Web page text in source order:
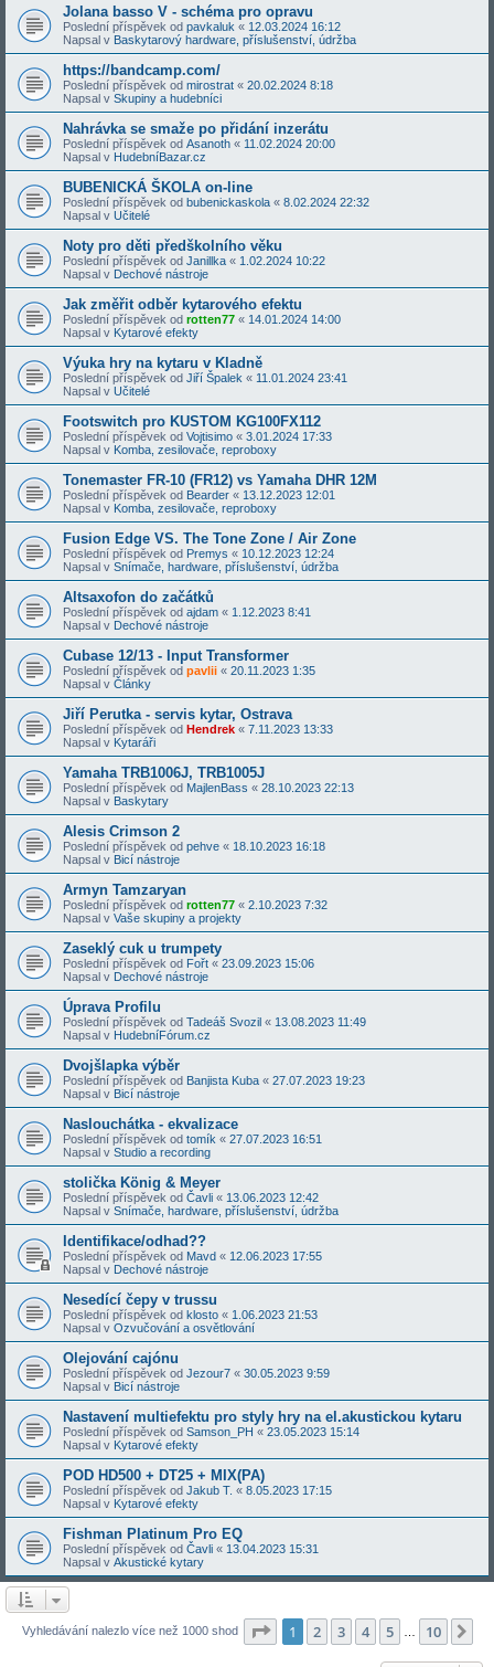
Jolana basso V - schéma pro opravu
Poslední příspěvek od pavkaluk « 12.03.2024 16:12
Napsal v Baskytarový hardware, příslušenství, údržba
https://bandcamp.com/
Poslední příspěvek od mirostrat « 20.02.2024 8:18
Napsal v Skupiny a hudebníci
Nahrávka se smaže po přidání inzerátu
Poslední příspěvek od Asanoth « 11.02.2024 20:00
Napsal v HudebníBazar.cz
BUBENICKÁ ŠKOLA on-line
Poslední příspěvek od bubenickaskola « 8.02.2024 22:32
Napsal v Učitelé
Noty pro děti předškolního věku
Poslední příspěvek od Janillka « 1.02.2024 10:22
Napsal v Dechové nástroje
Jak změřit odběr kytarového efektu
Poslední příspěvek od rotten77 « 14.01.2024 14:00
Napsal v Kytarové efekty
Výuka hry na kytaru v Kladně
Poslední příspěvek od Jiří Špalek « 11.01.2024 23:41
Napsal v Učitelé
Footswitch pro KUSTOM KG100FX112
Poslední příspěvek od Vojtisimo « 3.01.2024 17:33
Napsal v Komba, zesilovače, reproboxy
Tonemaster FR-10 (FR12) vs Yamaha DHR 12M
Poslední příspěvek od Bearder « 13.12.2023 12:01
Napsal v Komba, zesilovače, reproboxy
Fusion Edge VS. The Tone Zone / Air Zone
Poslední příspěvek od Premys « 10.12.2023 12:24
Napsal v Snímače, hardware, příslušenství, údržba
Altsaxofon do začátků
Poslední příspěvek od ajdam « 1.12.2023 8:41
Napsal v Dechové nástroje
Cubase 12/13 - Input Transformer
Poslední příspěvek od pavlii « 20.11.2023 1:35
Napsal v Články
Jiří Perutka - servis kytar, Ostrava
Poslední příspěvek od Hendrek « 7.11.2023 13:33
Napsal v Kytaráři
Yamaha TRB1006J, TRB1005J
Poslední příspěvek od MajlenBass « 28.10.2023 22:13
Napsal v Baskytary
Alesis Crimson 2
Poslední příspěvek od pehve « 18.10.2023 16:18
Napsal v Bicí nástroje
Armyn Tamzaryan
Poslední příspěvek od rotten77 « 2.10.2023 7:32
Napsal v Vaše skupiny a projekty
Zaseklý cuk u trumpety
Poslední příspěvek od Fořt « 23.09.2023 15:06
Napsal v Dechové nástroje
Úprava Profilu
Poslední příspěvek od Tadeáš Svozil « 13.08.2023 11:49
Napsal v HudebníFórum.cz
Dvojšlapka výběr
Poslední příspěvek od Banjista Kuba « 27.07.2023 19:23
Napsal v Bicí nástroje
Naslouchátka - ekvalizace
Poslední příspěvek od tomík « 27.07.2023 16:51
Napsal v Studio a recording
stolička König & Meyer
Poslední příspěvek od Čavli « 13.06.2023 12:42
Napsal v Snímače, hardware, příslušenství, údržba
Identifikace/odhad??
Poslední příspěvek od Mavd « 12.06.2023 17:55
Napsal v Dechové nástroje
Nesedící čepy v trussu
Poslední příspěvek od klosto « 1.06.2023 21:53
Napsal v Ozvučování a osvětlování
Olejování cajónu
Poslední příspěvek od Jezour7 « 30.05.2023 9:59
Napsal v Bicí nástroje
Nastavení multiefektu pro styly hry na el.akustickou kytaru
Poslední příspěvek od Samson_PH « 23.05.2023 15:14
Napsal v Kytarové efekty
POD HD500 + DT25 + MIX(PA)
Poslední příspěvek od Jakub T. « 8.05.2023 17:15
Napsal v Kytarové efekty
Fishman Platinum Pro EQ
Poslední příspěvek od Čavli « 13.04.2023 15:31
Napsal v Akustické kytary
Vyhledávání nalezlo více než 1000 shod Stránka z 10
1 2 3 4 5 10